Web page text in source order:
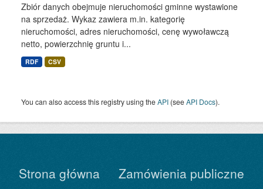
Zbiór danych obejmuje nieruchomości gminne wystawione
na sprzedaż. Wykaz zawiera m.in. kategorię
nieruchomości, adres nieruchomości, cenę wywoławczą
netto, powierzchnię gruntu i...
RDF CSV
You can also access this registry using theAPI (seeAPI Docs).
Strona główna Zamówienia publiczne